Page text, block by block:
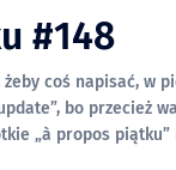
#148
żeby coś napisać, w
bo przecież
propos piątku”